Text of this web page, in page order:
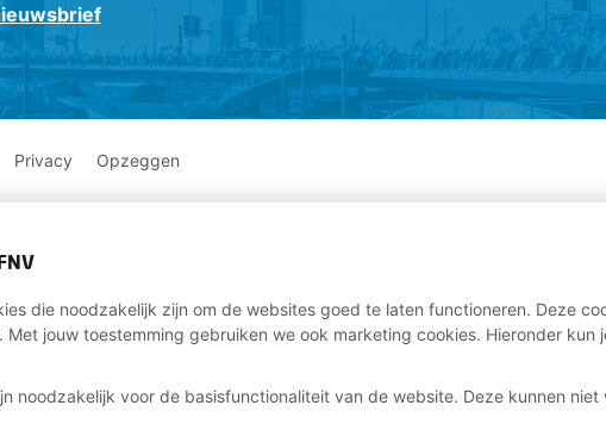
Privacy Opzeggen
die noodzakelijk zijn om de websites goed te laten functioneren. Deze
jouw toestemming gebruiken we ook marketing cookies. Hieronder
noodzakelijk voor de basisfunctionaliteit van de website. Deze kunnen niet